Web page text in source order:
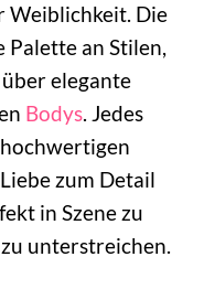
Weiblichkeit. Die
an Stilen,
über elegante
Bodys. Jedes
zum Detail
in Szene zu
unterstreichen.